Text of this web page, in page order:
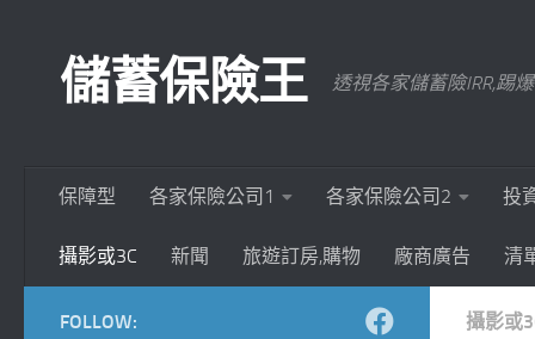
儲蓄保險王 透視各家儲蓄險IRR,踢
保障型 各家保險公司1 各家保險公司2 投
攝影或3C 新聞 旅遊訂房,購物 廠商廣告 清
攝影或
FOLLOW: